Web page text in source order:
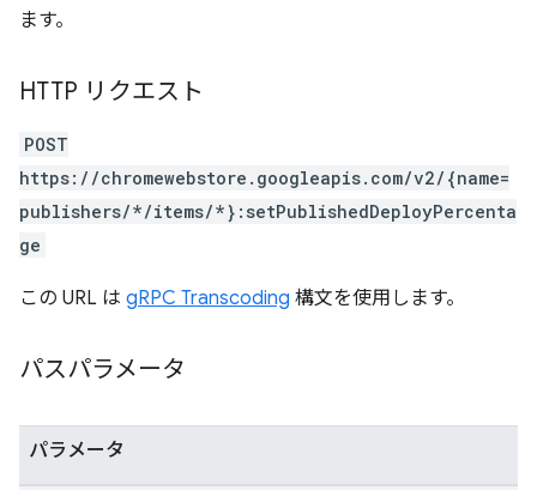
ます。
HTTP リクエスト
POST
https://chromewebstore.googleapis.com/v2/{name=
publishers/*/items/*}:setPublishedDeployPercenta
ge
この URL は gRPC Transcoding 構文を使用します。
パスパラメータ
パラメータ